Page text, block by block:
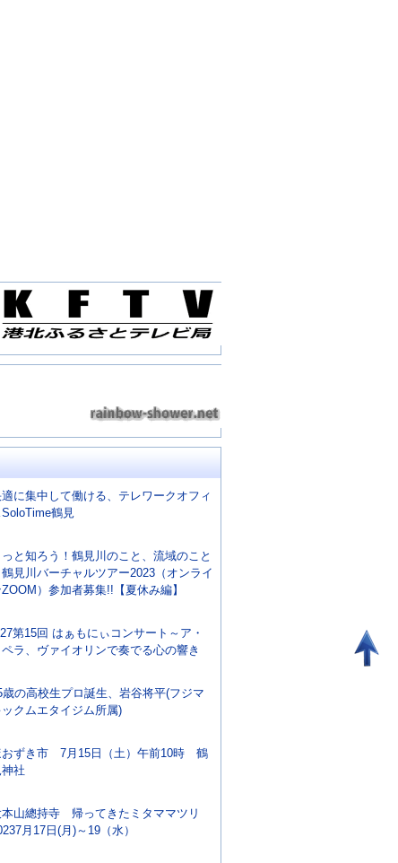
に集中して働ける、テレワークオフィ
SoloTime鶴見
っと知ろう！鶴見川のこと、流域のこと
鶴見川バーチャルツアー2023（オンライ
ZOOM）参加者募集!!【夏休み編】
第15回 はぁもにぃコンサート～ア・
ペラ、ヴァイオリンで奏でる心の響き
歳の高校生プロ誕生、岩谷将平(フジマ
ックムエタイジム所属)
おずき市 7月15日（土）午前10時 鶴
神社
本山總持寺 帰ってきたミタママツリ
月17日(月)～19（水）